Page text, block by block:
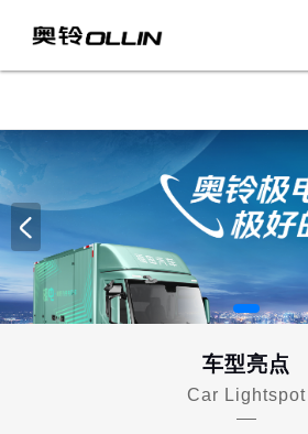
车型亮点
Car Lightspot